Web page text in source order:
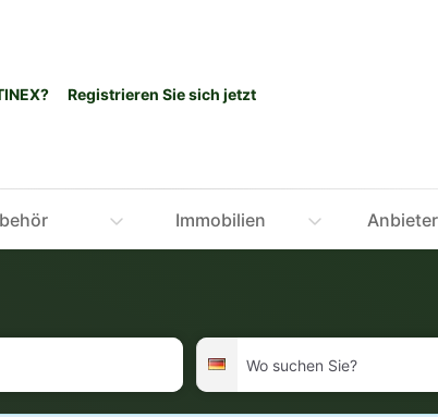
Registrieren Sie sich jetzt
Immobilien Anbieter
Deutschland
suchen
Sie?